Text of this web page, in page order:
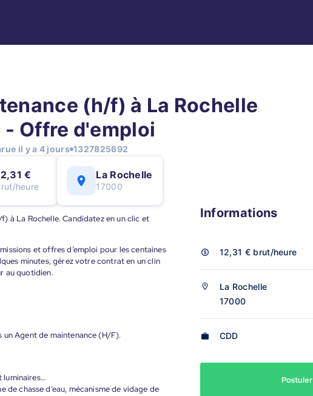
(h/f) à La Rochelle
- Offre d'emploi
il y a 4 jours 1327825692
€
heure
La Rochelle
17000
à La Rochelle. Candidatez en un clic et
et offres d’emploi pour les centaines
minutes, gérez votre contrat en un clin
au quotidien.
un Agent de maintenance (H/F).
luminaires…
chasse d’eau, mécanisme de vidage de
Informations
12,31 € brut/heure
La Rochelle
17000
CDD
Postuler